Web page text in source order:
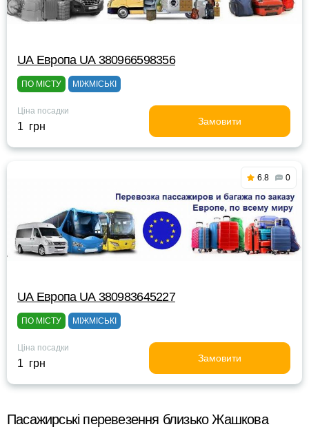
UА Европа UА 380966598356
ПО МІСТУ МІЖМІСЬКІ
Ціна посадки
1 грн Замовити
6.8 0
UА Европа UА 380983645227
ПО МІСТУ МІЖМІСЬКІ
Ціна посадки
1 грн Замовити
Пасажирські перевезення близько Жашкова